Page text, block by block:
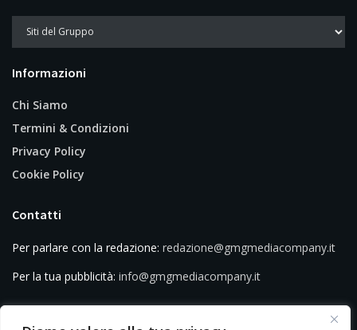
Informazioni
Chi Siamo
Termini & Condizioni
Privacy Policy
Cookie Policy
Contatti
Per parlare con la redazione: redazione@gmgmediacompany.it
Per la tua pubblicità: info@gmgmediacompany.it